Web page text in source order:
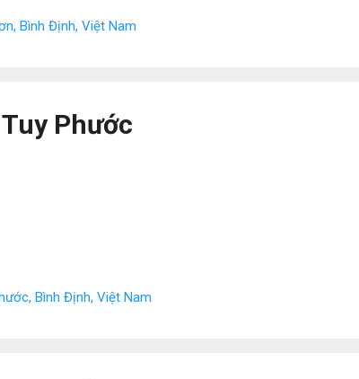
Bình Định, Việt Nam
Phước
Bình Định, Việt Nam